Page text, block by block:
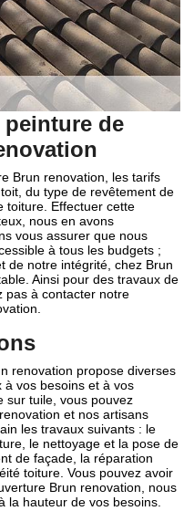
peinture de
Brun renovation, les tarifs
du type de revêtement de
toiture. Effectuer cette
nous en avons
vous assurer que nous
à tous les budgets ;
de notre intégrité, chez Brun
Ainsi pour des travaux de
pas à contacter notre
renovation propose diverses
vos besoins et à vos
sur tuile, vous pouvez
et nos artisans
les travaux suivants : le
le nettoyage et la pose de
de façade, la réparation
toiture. Vous pouvez avoir
Brun renovation, nous
la hauteur de vos besoins.